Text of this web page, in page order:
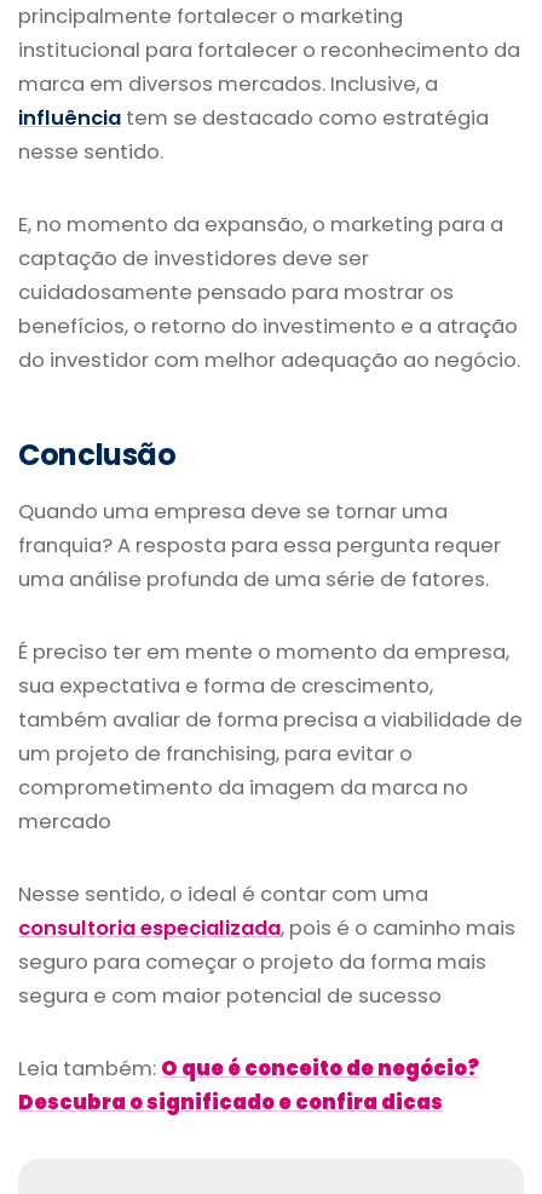
principalmente fortalecer o marketing
institucional para fortalecer o reconhecimento da
marca em diversos mercados. Inclusive, a
influência tem se destacado como estratégia
nesse sentido.
E, no momento da expansão, o marketing para a
captação de investidores deve ser
cuidadosamente pensado para mostrar os
benefícios, o retorno do investimento e a atração
do investidor com melhor adequação ao negócio.
Conclusão
Quando uma empresa deve se tornar uma
franquia? A resposta para essa pergunta requer
uma análise profunda de uma série de fatores.
É preciso ter em mente o momento da empresa,
sua expectativa e forma de crescimento,
também avaliar de forma precisa a viabilidade de
um projeto de franchising, para evitar o
comprometimento da imagem da marca no
mercado
Nesse sentido, o ideal é contar com uma
consultoria especializada, pois é o caminho mais
seguro para começar o projeto da forma mais
segura e com maior potencial de sucesso
Leia também: O que é conceito de negócio?
Descubra o significado e confira dicas